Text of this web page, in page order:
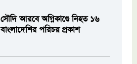
সৌদি আরবে অগ্নিকাণ্ডে নিহত ১৬
বাংলাদেশির পরিচয় প্রকাশ